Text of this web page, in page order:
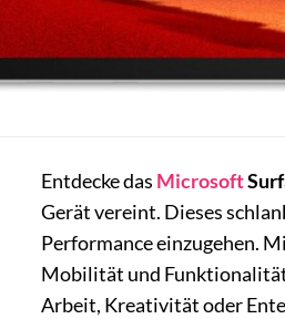
Entdecke das Microsoft
Gerät vereint. Dieses
Performance einzugehen.
Mobilität und Funktionalität
Arbeit, Kreativität oder